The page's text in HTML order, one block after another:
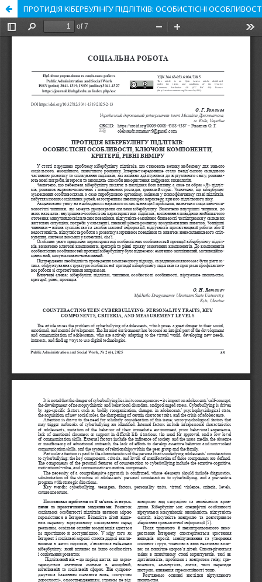
ПРОТИДІЯ КІБЕРБУЛІНГУ ПІДЛІТКІВ: ОСОБИСТІСНІ